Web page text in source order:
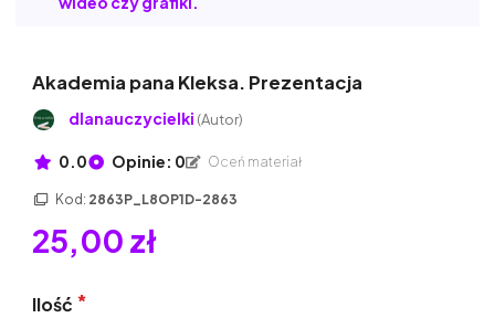
Akademia pana Kleksa. Prezentacja
dlanauczycielki (Autor)
0.0 Opinie: 0 Oceń materiał
Kod: 2863P_L8OP1D-2863
25,00 zł
Ilość